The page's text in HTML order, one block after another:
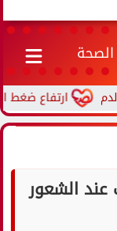
الصحة
ارتفاع ضغط الدم
عند الشعور